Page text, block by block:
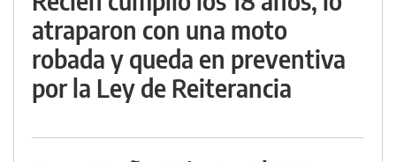
atraparon con una moto
robada y queda en preventiva
por la Ley de Reiterancia